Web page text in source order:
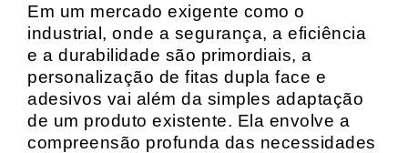
Em um mercado exigente como o
industrial, onde a segurança, a eficiência
e a durabilidade são primordiais, a
personalização de fitas dupla face e
adesivos vai além da simples adaptação
de um produto existente. Ela envolve a
compreensão profunda das necessidades